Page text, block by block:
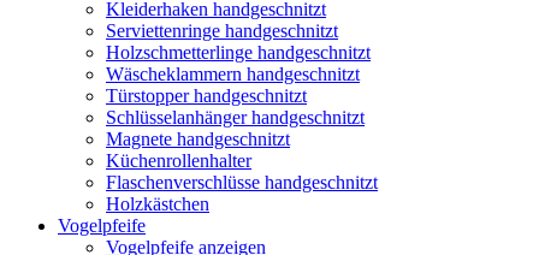
Kleiderhaken handgeschnitzt
Serviettenringe handgeschnitzt
Holzschmetterlinge handgeschnitzt
Wäscheklammern handgeschnitzt
Türstopper handgeschnitzt
Schlüsselanhänger handgeschnitzt
Magnete handgeschnitzt
Küchenrollenhalter
Flaschenverschlüsse handgeschnitzt
Holzkästchen
Vogelpfeife
Vogelpfeife anzeigen